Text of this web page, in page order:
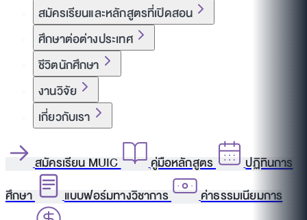
สมัครเรียนและหลักสูตรที่เปิดสอน
ศึกษาต่อต่างประเทศ
ชีวิตนักศึกษา
งานวิจัย
เกี่ยวกับเรา
สมัครเรียน MUIC คู่มือหลักสูตร
ปฏิทินการ
ศึกษา
แบบฟอร์มทางวิชาการ
ค่าธรรมเนียมการ